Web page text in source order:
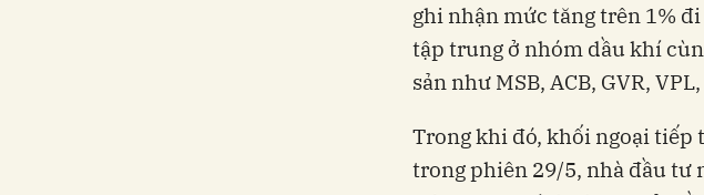
ghi nhận mức tăng trên 1%
tập trung ở nhóm dầu khí
sản như MSB, ACB, GVR,
Trong khi đó, khối ngoại tiếp
trong phiên 29/5, nhà đầu tư